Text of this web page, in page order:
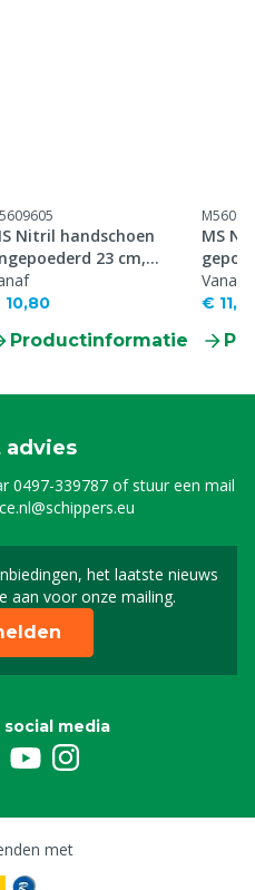
Nitril handschoen
23 cm,
10,80
Productinformatie
MS
Vanaf
€
advies
0497-339787of stuur een mail
het laatste nieuws
aan voor onze mailing.
Schrijf je in voor onze
social media
met